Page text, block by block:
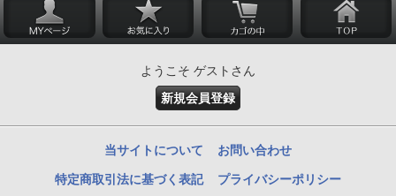
ようこそ ゲストさん
新規会員登録
当サイトについて お問い合わせ
特定商取引法に基づく表記 プライバシーポリシー